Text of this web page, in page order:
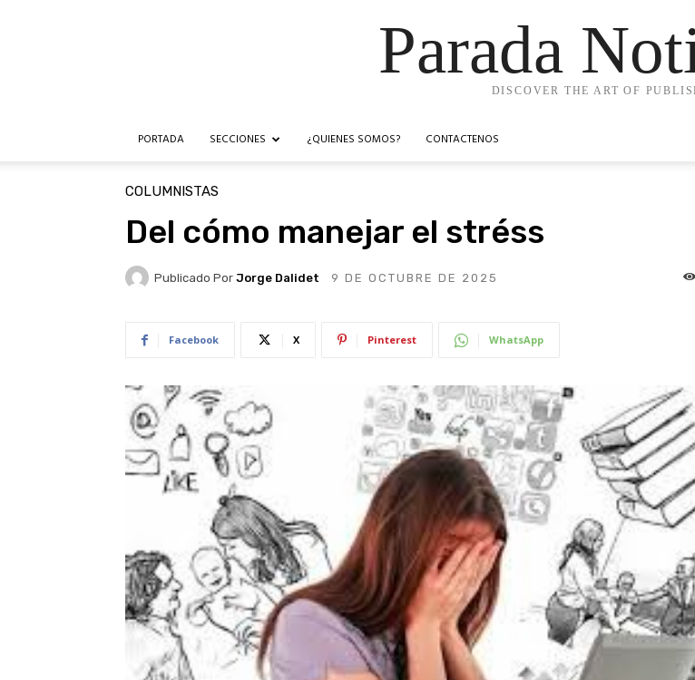
Parada
DISCOVER THE ART OF
PORTADA SECCIONES ¿QUIENES SOMOS? CONTACTENOS
COLUMNISTAS
Del cómo manejar el stréss
Publicado Por Jorge Dalidet 9 DE OCTUBRE DE 2025
Facebook X Pinterest WhatsApp